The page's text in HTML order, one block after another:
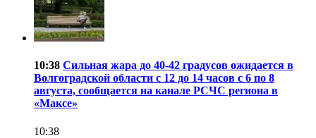
10:38 Сильная жара до 40-42 градусов ожидается в
Волгоградской области с 12 до 14 часов с 6 по 8
августа, сообщается на канале РСЧС региона в
«Максе»
10:38